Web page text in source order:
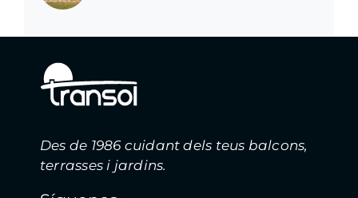
Des de 1986 cuidant dels teus balcons,
terrasses i jardins.